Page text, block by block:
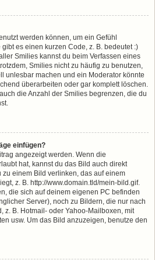
werden können, um ein Gefühl
es einen kurzen Code, z. B. bedeutet :)
Smilies kannst du beim Verfassen eines
Smilies nicht zu häufig zu benutzen,
unlesbar machen und ein Moderator könnte
überarbeiten oder gar komplett löschen.
die Anzahl der Smilies begrenzen, die du
einfügen?
angezeigt werden. Wenn die
hat, kannst du das Bild auch direkt
zu einem Bild verlinken, das auf einem
z. B. http://www.domain.tld/mein-bild.gif.
die sich auf deinem eigenen PC befinden
Server), noch zu Bildern, die nur nach
z. B. Hotmail- oder Yahoo-Mailboxen, mit
usw. Um das Bild anzuzeigen, benutze den